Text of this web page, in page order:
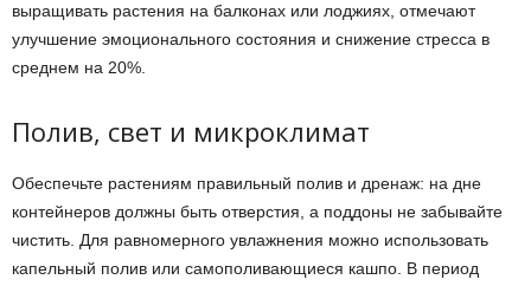
выращивать растения на балконах или лоджиях, отмечают
улучшение эмоционального состояния и снижение стресса в
среднем на 20%.
Полив, свет и микроклимат
Обеспечьте растениям правильный полив и дренаж: на дне
контейнеров должны быть отверстия, а поддоны не забывайте
чистить. Для равномерного увлажнения можно использовать
капельный полив или самополивающиеся кашпо. В период